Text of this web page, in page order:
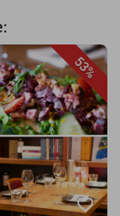
53%
favorite_border